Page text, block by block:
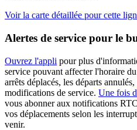
Voir la carte détaillée pour cette
Alertes de service pour le
Ouvrez l'appli pour plus
service pouvant affecter l'horaire
arrêts déplacés, les départs
modifications de service. Une fois
vous abonner aux notifications
vos déplacements selon les
venir.